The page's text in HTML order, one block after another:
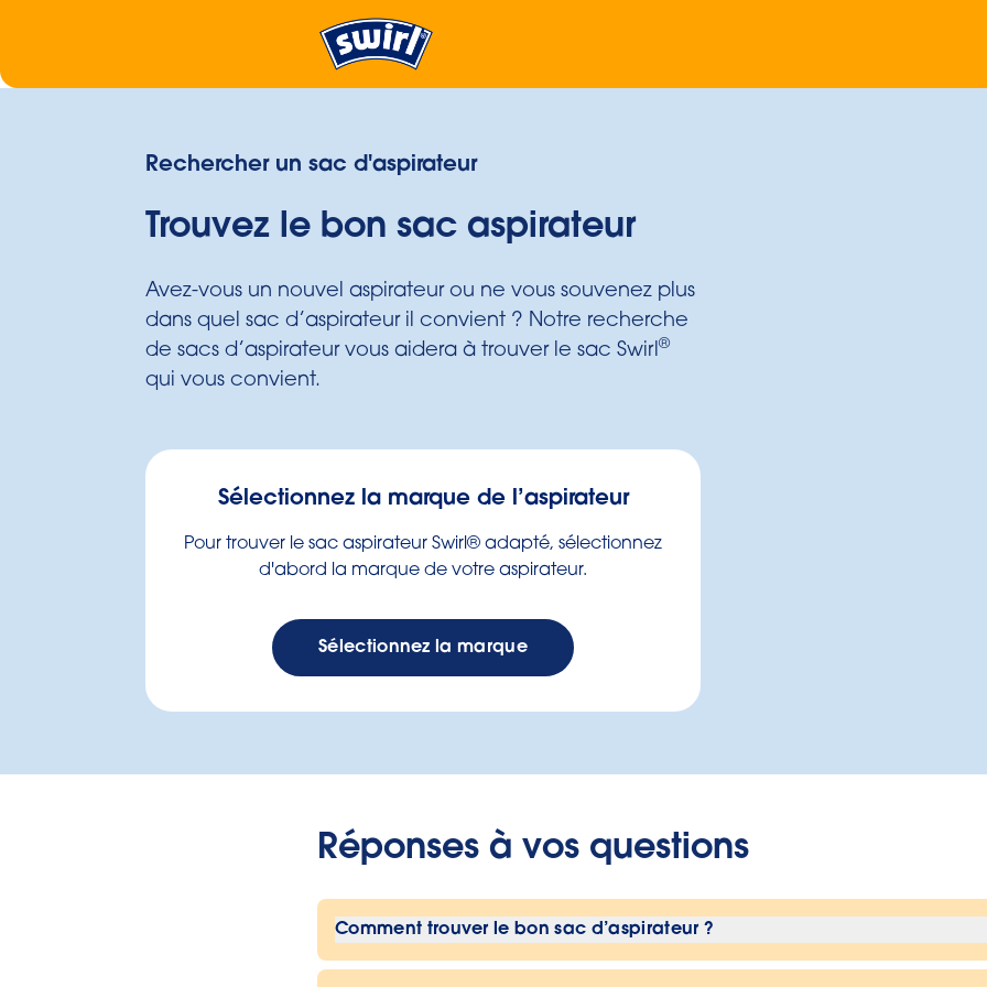
Rechercher un sac d'aspirateur
Trouvez le bon sac aspirateur
Avez-vous un nouvel aspirateur ou ne vous souvenez plus
dans quel sac d’aspirateur il convient ? Notre recherche
de sacs d’aspirateur vous aidera à trouver le sac Swirl®
qui vous convient.
Sélectionnez la marque de l’aspirateur
Pour trouver le sac aspirateur Swirl® adapté, sélectionnez
d'abord la marque de votre aspirateur.
Sélectionnez la marque
Réponses à vos questions
Comment trouver le bon sac d’aspirateur ?
Il vous suffit d’utiliser notrerecherche de sacs d’aspirateurpour